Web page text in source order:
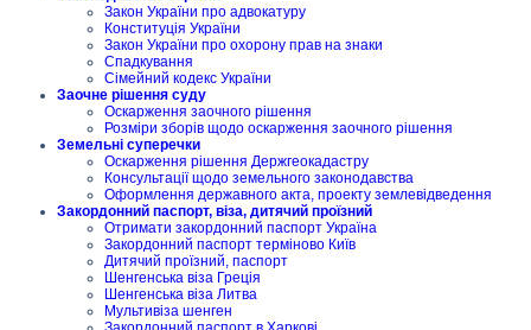
Закон України про адвокатуру
Конституція України
Закон України про охорону прав на знаки
Спадкування
Сімейний кодекс України
Заочне рішення суду
Оскарження заочного рішення
Розміри зборів щодо оскарження заочного рішення
Земельні суперечки
Оскарження рішення Держгеокадастру
Консультації щодо земельного законодавства
Оформлення державного акта, проекту землевідведення
Закордонний паспорт, віза, дитячий проїзний
Отримати закордонний паспорт Україна
Закордонний паспорт терміново Київ
Дитячий проїзний, паспорт
Шенгенська віза Греція
Шенгенська віза Литва
Мультивіза шенген